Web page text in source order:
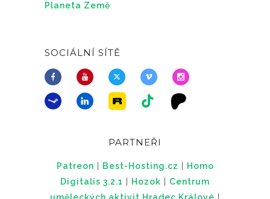
Planeta Země
SOCIÁLNÍ SÍTĚ
PARTNEŘI
Patreon Best-Hosting.cz
Homo
Digitalis 3.2.1
Hozok
Centrum